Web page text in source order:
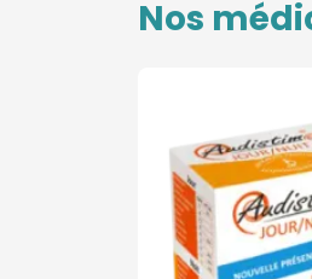
Nos